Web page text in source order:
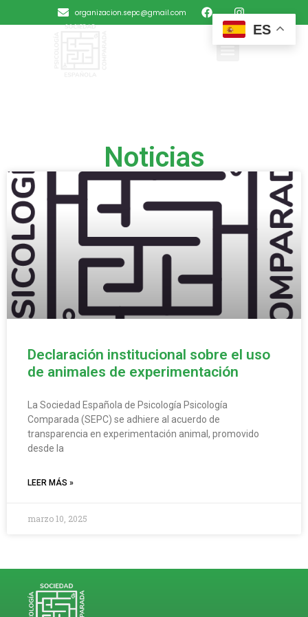
organizacion.sepc@gmail.com
Noticias
Declaración institucional sobre el uso
de animales de experimentación
La Sociedad Española de Psicología Psicología
Comparada (SEPC) se adhiere al acuerdo de
transparencia en experimentación animal, promovido
desde la
LEER MÁS »
marzo 10, 2025
ES